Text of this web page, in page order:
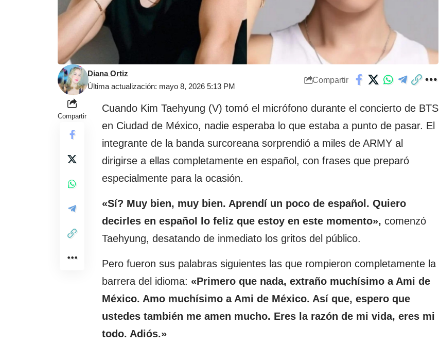
Última actualización: mayo 8, 2026 5:13 PM
Diana Ortiz
Compartir
Compartir
Cuando Kim Taehyung (V) tomó el micrófono durante el concierto de BTS
en Ciudad de México, nadie esperaba lo que estaba a punto de pasar. El
integrante de la banda surcoreana sorprendió a miles de ARMY al
dirigirse a ellas completamente en español, con frases que preparó
especialmente para la ocasión.
«Sí? Muy bien, muy bien. Aprendí un poco de español. Quiero
decirles en español lo feliz que estoy en este momento», comenzó
Taehyung, desatando de inmediato los gritos del público.
Pero fueron sus palabras siguientes las que rompieron completamente la
barrera del idioma: «Primero que nada, extraño muchísimo a Ami de
México. Amo muchísimo a Ami de México. Así que, espero que
ustedes también me amen mucho. Eres la razón de mi vida, eres mi
todo. Adiós.»